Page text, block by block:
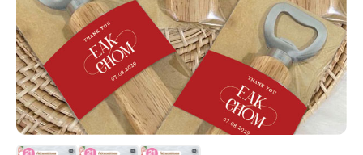
การ์ดแต่งงานออนไลน์
รีวิว
เกี่ยวกับเรา
บทความ